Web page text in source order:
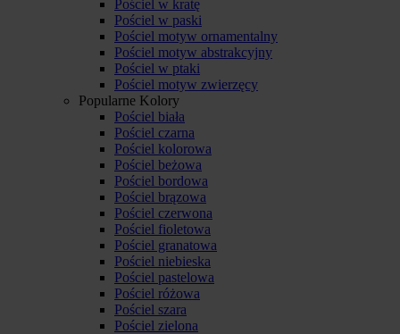
Pościel w kratę
Pościel w paski
Pościel motyw ornamentalny
Pościel motyw abstrakcyjny
Pościel w ptaki
Pościel motyw zwierzęcy
Popularne Kolory
Pościel biała
Pościel czarna
Pościel kolorowa
Pościel beżowa
Pościel bordowa
Pościel brązowa
Pościel czerwona
Pościel fioletowa
Pościel granatowa
Pościel niebieska
Pościel pastelowa
Pościel różowa
Pościel szara
Pościel zielona